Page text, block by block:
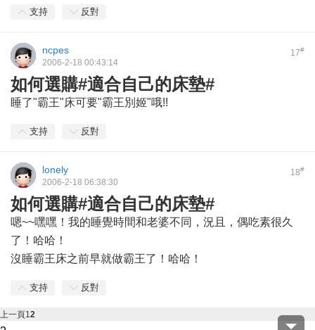
支持 反對
17#
ncpes
2006-2-18 00:43:14
如何選購#適合自己的床墊#
睡了"霸王"床可要"霸王別姬"哦!!
支持 反對
18#
lonely
2006-2-18 06:38:30
如何選購#適合自己的床墊#
嗯~~嘿嘿！我的睡覺時間和老婆不同，況且，偶吃素很久
了！哈哈！
沒睡霸王床之前早就做霸王了！哈哈！
支持 反對
上一頁12